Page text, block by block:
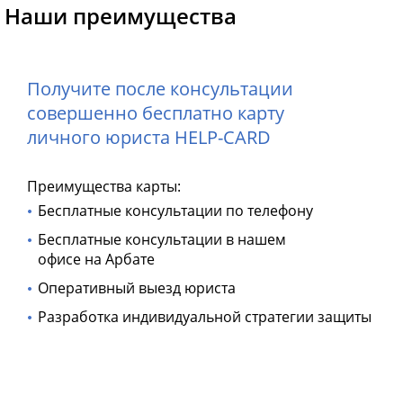
Наши преимущества
Получите после консультации
совершенно бесплатно карту
личного юриста HELP-CARD
Преимущества карты:
Бесплатные консультации по телефону
Бесплатные консультации в нашем
офисе на Арбате
Оперативный выезд юриста
Разработка индивидуальной стратегии защиты